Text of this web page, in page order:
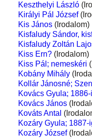
Keszthelyi László
Királyi Pál József
Kis János (Irodalom)
Kisfaludy Sándor,
Kisfaludy Zoltán
Kiss Ern? (Irodalom)
Kiss Pál; nemeskéri
Kobány Mihály
Kollár Jánosné;
Kovács Gyula;
Kovács János
Kováts Antal
Kozáry Gyula; 1887-
Kozáry József